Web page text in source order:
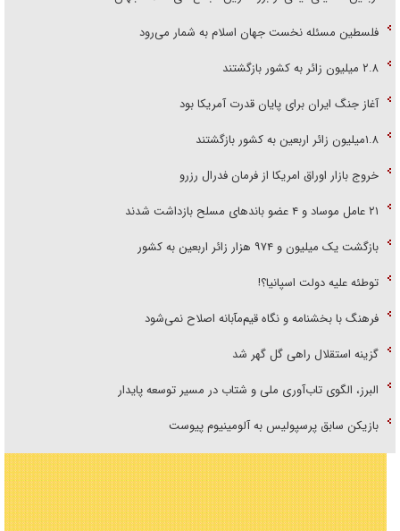
فلسطین مسئله نخست جهان اسلام به شمار می‌رود
۲.۸ میلیون زائر به کشور بازگشتند
آغاز جنگ ایران برای پایان قدرت آمریکا بود
۱.۸میلیون زائر اربعین به کشور بازگشتند
خروج بازار اوراق امریکا از فرمان فدرال رزرو
۲۱ عامل موساد و ۴ عضو باند‌های مسلح بازداشت شدند
بازگشت یک میلیون و ۹۷۴ هزار زائر اربعین به کشور
توطئه علیه دولت اسپانیا؟!
فرهنگ با بخشنامه و نگاه قیم‌مآبانه اصلاح نمی‌شود
گزینه استقلال راهی گل گهر شد
البرز، الگوی تاب‌آوری ملی و شتاب در مسیر توسعه پایدار
بازیکن سابق پرسپولیس به آلومینیوم پیوست